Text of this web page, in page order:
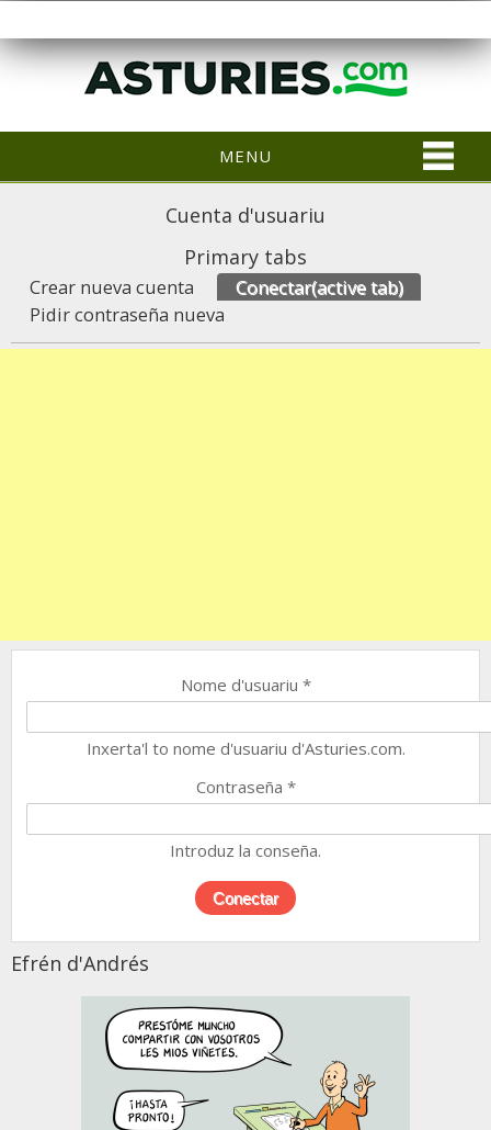
MENU
Cuenta d'usuariu
Primary tabs
Crear nueva cuenta Conectar(active tab)
Pidir contraseña nueva
Nome d'usuariu *
Inxerta'l to nome d'usuariu d'Asturies.com.
Contraseña *
Introduz la conseña.
Efrén d'Andrés